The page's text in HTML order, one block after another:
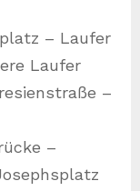
– Laufer
Laufer
–
–